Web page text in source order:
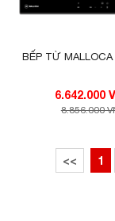
tục để đảm
Bếp từ
nghệ
sử dụng.
BẾP TỪ
8.856.000
<< 1